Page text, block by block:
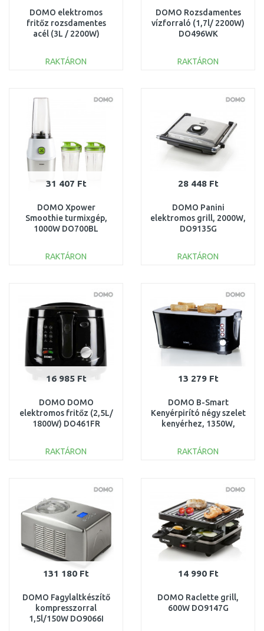
DOMO elektromos
fritőz rozsdamentes
acél (3L / 2200W)
RAKTÁRON
Összehasonlítás
DOMO Rozsdamentes
vízforraló (1,7l/ 2200W)
DO496WK
RAKTÁRON
Összehasonlítás
31 407 Ft
DOMO Xpower
Smoothie turmixgép,
1000W DO700BL
RAKTÁRON
Összehasonlítás
28 448 Ft
DOMO Panini
elektromos grill, 2000W,
DO9135G
RAKTÁRON
Összehasonlítás
16 985 Ft
DOMO DOMO
elektromos fritőz (2,5L/
1800W) DO461FR
RAKTÁRON
Összehasonlítás
13 279 Ft
DOMO B-Smart
Kenyérpirító négy szelet
kenyérhez, 1350W,
RAKTÁRON
Összehasonlítás
131 180 Ft
DOMO Fagylaltkészítő
kompresszorral
1,5l/150W DO9066I
14 990 Ft
DOMO Raclette grill,
600W DO9147G